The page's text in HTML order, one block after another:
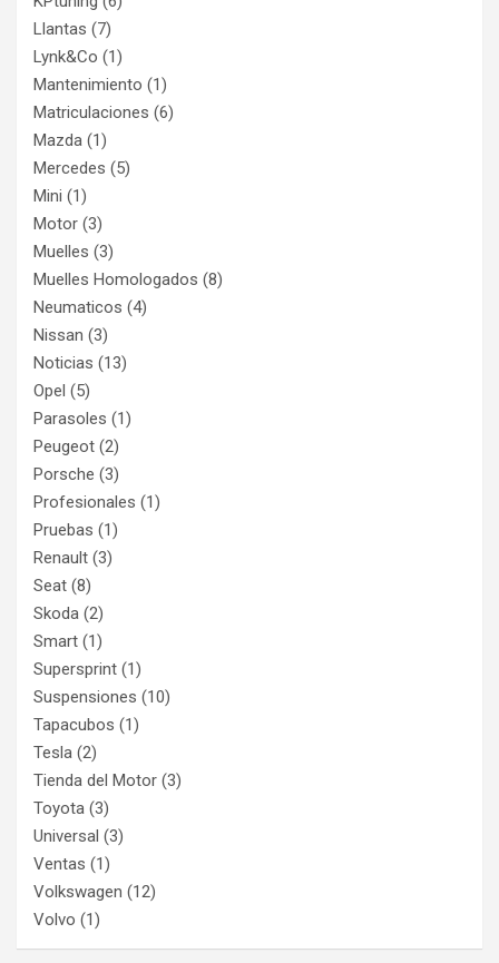
Llantas (7)
Lynk&Co (1)
Mantenimiento (1)
Matriculaciones (6)
Mazda (1)
Mercedes (5)
Mini (1)
Motor (3)
Muelles (3)
Muelles Homologados (8)
Neumaticos (4)
Nissan (3)
Noticias (13)
Opel (5)
Parasoles (1)
Peugeot (2)
Porsche (3)
Profesionales (1)
Pruebas (1)
Renault (3)
Seat (8)
Skoda (2)
Smart (1)
Supersprint (1)
Suspensiones (10)
Tapacubos (1)
Tesla (2)
Tienda del Motor (3)
Toyota (3)
Universal (3)
Ventas (1)
Volkswagen (12)
Volvo (1)